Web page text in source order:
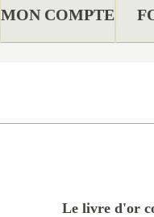
MON COMPTE
Le livre d'or